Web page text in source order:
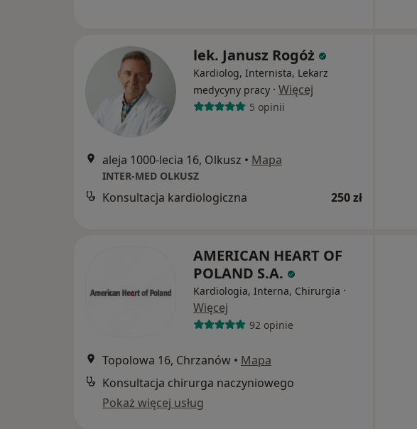
lek. Janusz Rogóż
Kardiolog, Internista, Lekarz
medycyny pracy · Więcej
5 opinii
aleja 1000-lecia 16, Olkusz • Mapa
INTER-MED OLKUSZ
Konsultacja kardiologiczna 250 zł
AMERICAN HEART OF
POLAND S.A.
Kardiologia, Interna, Chirurgia ·
Więcej
92 opinie
Topolowa 16, Chrzanów • Mapa
Konsultacja chirurga naczyniowego
Pokaż więcej usług